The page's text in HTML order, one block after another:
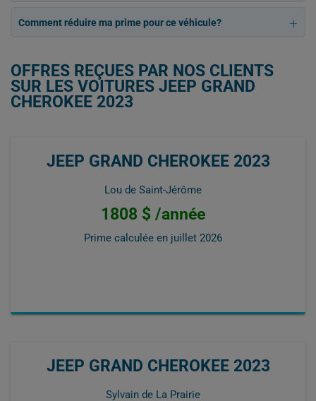
Comment réduire ma prime pour ce véhicule?
OFFRES REÇUES PAR NOS CLIENTS
SUR LES VOITURES JEEP GRAND
CHEROKEE 2023
JEEP GRAND CHEROKEE 2023
Lou de Saint-Jérôme
1808 $ /année
Prime calculée en juillet 2026
JEEP GRAND CHEROKEE 2023
Sylvain de La Prairie